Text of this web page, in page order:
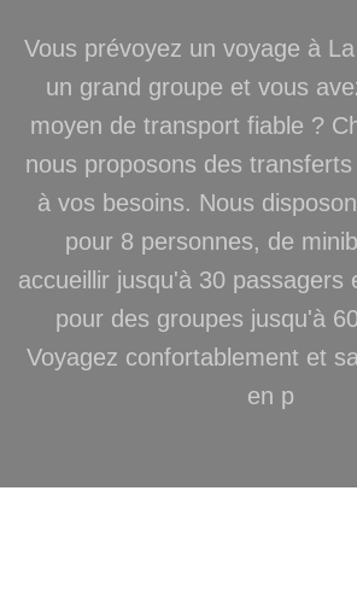
Vous prévoyez un voyage à
un grand groupe et vous
moyen de transport fiable ?
nous proposons des
à vos besoins. Nous
pour 8 personnes, de
accueillir jusqu'à 30 passagers
pour des groupes jusqu'à
Voyagez confortablement et
en p